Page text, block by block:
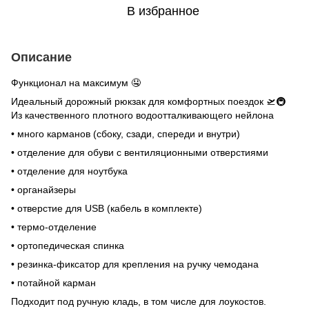
В избранное
Описание
Функционал на максимум 🤤
Идеальный дорожный рюкзак для комфортных поездок 🛫🚇
Из качественного плотного водоотталкивающего нейлона
• много карманов (сбоку, сзади, спереди и внутри)
• отделение для обуви с вентиляционными отверстиями
• отделение для ноутбука
• органайзеры
• отверстие для USB (кабель в комплекте)
• термо-отделение
• ортопедическая спинка
• резинка-фиксатор для крепления на ручку чемодана
• потайной карман
Подходит под ручную кладь, в том числе для лоукостов.